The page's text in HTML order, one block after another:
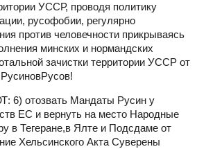
УССР, проводя политику
русофобии, регулярно
против человечности прикрываясь
минских и нормандских
зачистки территории УССР от
6) отозвать Мандаты Русин у
ЕС и вернуть на место Народные
в Тегеране,в Ялте и Подсдаме от
Хельсинского Акта Суверены